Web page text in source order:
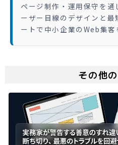
ページ制作・運用保守を通
ーザー目線のデザインと
ートで中小企業のWeb集客
その他